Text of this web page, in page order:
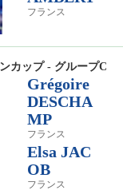
フランス
カップ - グループC
Grégoire
DESCHA
MP
フランス
Elsa JAC
OB
フランス